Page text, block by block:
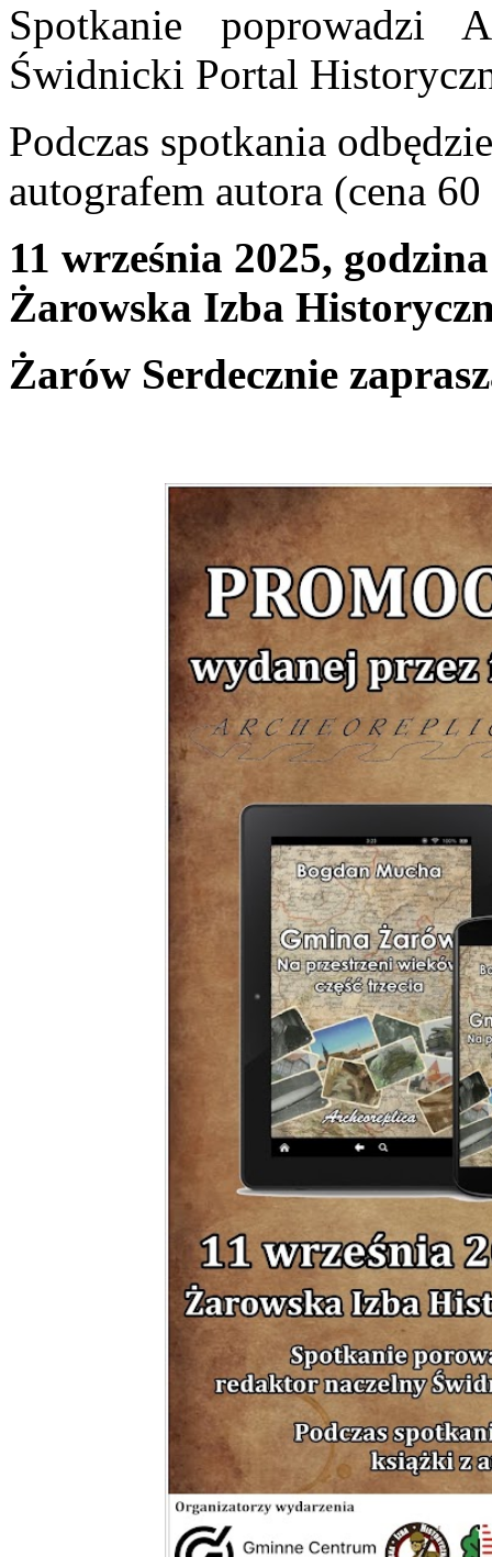
Spotkanie
Świdnicki Portal
Podczas spotkania
autografem autora (cena 60
11 września 2025,
Żarowska Izba
Żarów Serdecznie